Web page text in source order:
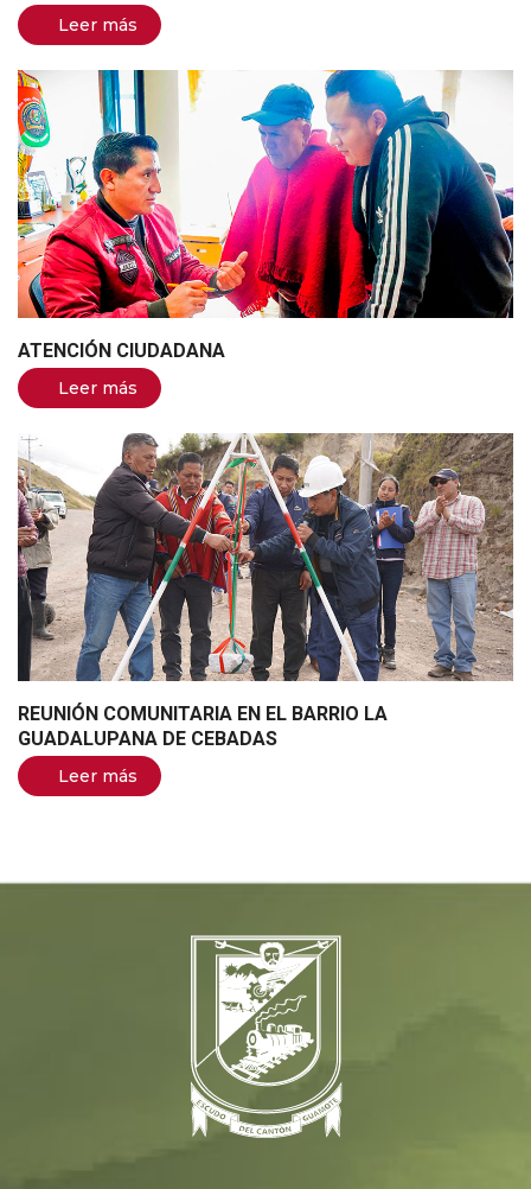
Leer más
ATENCIÓN CIUDADANA
Leer más
REUNIÓN COMUNITARIA EN EL BARRIO LA
GUADALUPANA DE CEBADAS
Leer más